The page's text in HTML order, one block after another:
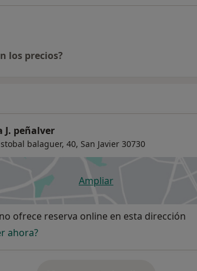
los precios?
J. peñalver
balaguer, 40, San Javier 30730
Ampliarse abre en una nueva
ofrece reserva online en esta dirección
ahora?